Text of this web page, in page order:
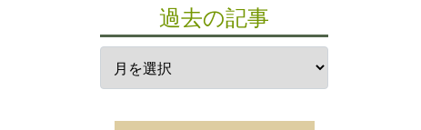
過去の記事